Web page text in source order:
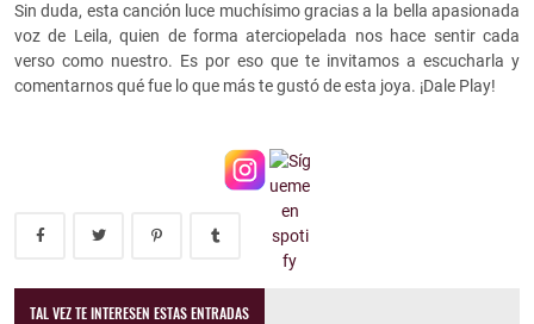
Sin duda, esta canción luce muchísimo gracias a la bella apasionada
voz de Leila, quien de forma aterciopelada nos hace sentir cada
verso como nuestro. Es por eso que te invitamos a escucharla y
comentarnos qué fue lo que más te gustó de esta joya. ¡Dale Play!
TAL VEZ TE INTERESEN ESTAS ENTRADAS